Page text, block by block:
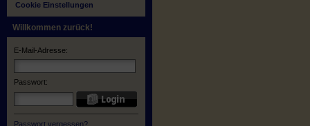
Cookie Einstellungen
Willkommen zurück!
E-Mail-Adresse:
Passwort:
Passwort vergessen?